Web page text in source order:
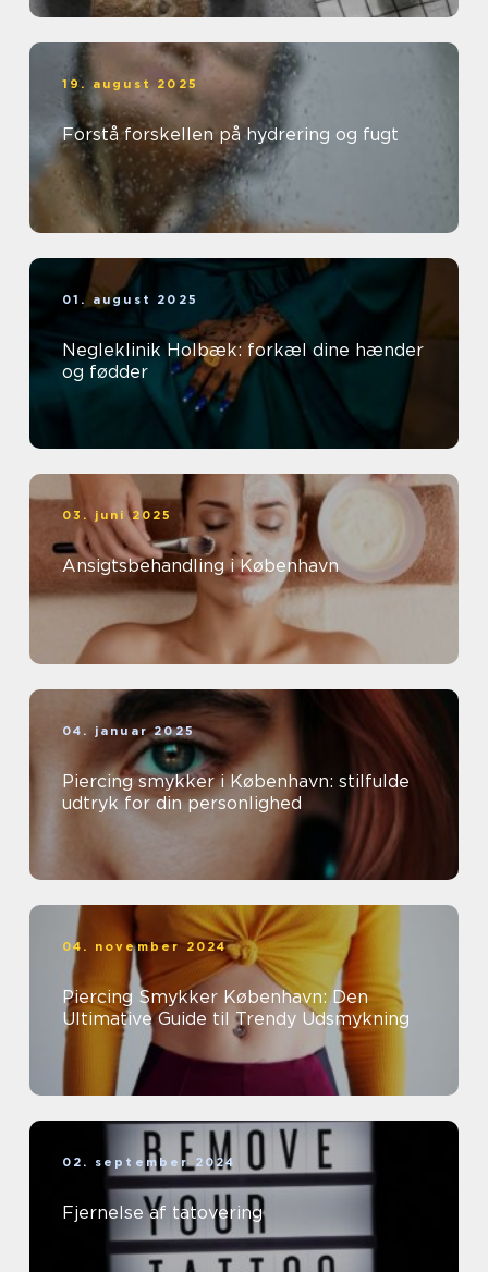
19. august 2025
Forstå forskellen på hydrering og fugt
01. august 2025
Negleklinik Holbæk: forkæl dine hænder
og fødder
03. juni 2025
Ansigtsbehandling i København
04. januar 2025
Piercing smykker i København: stilfulde
udtryk for din personlighed
04. november 2024
Piercing Smykker København: Den
Ultimative Guide til Trendy Udsmykning
02. september 2024
Fjernelse af tatovering